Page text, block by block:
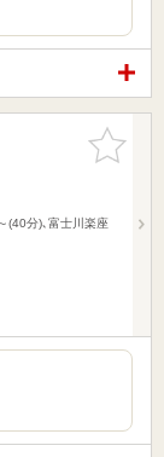
お気に入
りに追加
(40分)､富士川楽座